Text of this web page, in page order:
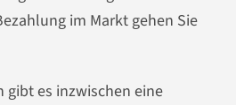
im Markt gehen Sie
gibt es inzwischen eine